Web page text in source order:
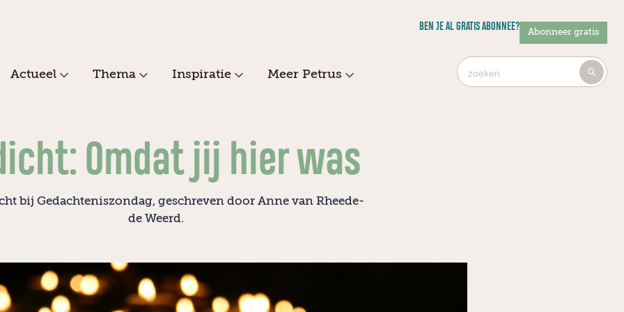
BEN JE AL GRATIS ABONNEE? Abonneer gratis
Actueel Thema Inspiratie Meer Petrus
Omdat jij hier was
bij Gedachteniszondag, geschreven door Anne van Rheede-
de Weerd.